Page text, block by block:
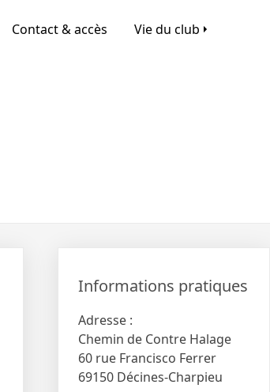
Contact & accès Vie du club
Informations pratiques
Adresse :
Chemin de Contre Halage
60 rue Francisco Ferrer
69150 Décines-Charpieu